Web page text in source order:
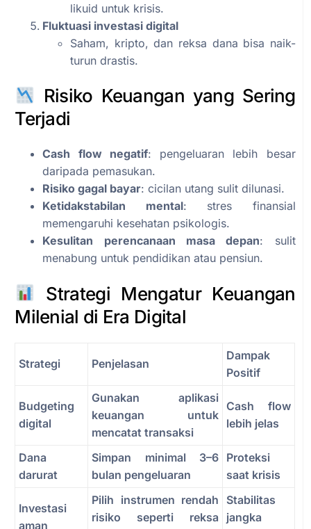
likuid untuk krisis.
Fluktuasi investasi digital
Saham, kripto, dan reksa dana bisa naik-
turun drastis.
Risiko Keuangan yang Sering
Terjadi
Cash flow negatif: pengeluaran lebih besar
daripada pemasukan.
Risiko gagal bayar: cicilan utang sulit dilunasi.
Ketidakstabilan mental: stres finansial
memengaruhi kesehatan psikologis.
Kesulitan perencanaan masa depan: sulit
menabung untuk pendidikan atau pensiun.
Strategi Mengatur Keuangan
Milenial di Era Digital
Strategi Penjelasan
Dampak
Positif
Budgeting
digital
Gunakan aplikasi
keuangan untuk
mencatat transaksi
Cash flow
lebih jelas
Dana
darurat
Simpan minimal 3–6
bulan pengeluaran
Proteksi
saat krisis
Investasi
aman
Pilih instrumen rendah
risiko seperti reksa
Stabilitas
jangka